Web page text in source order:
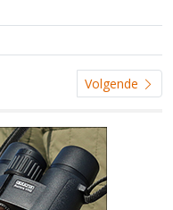
Volgende